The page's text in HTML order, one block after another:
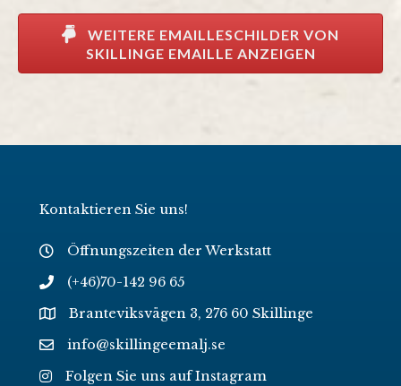
WEITERE EMAILLESCHILDER VON
SKILLINGE EMAILLE ANZEIGEN
Kontaktieren Sie uns!
Öffnungszeiten der Werkstatt
(+46)70-142 96 65
Branteviksvägen 3, 276 60 Skillinge
info@skillingeemalj.se
Folgen Sie uns auf Instagram